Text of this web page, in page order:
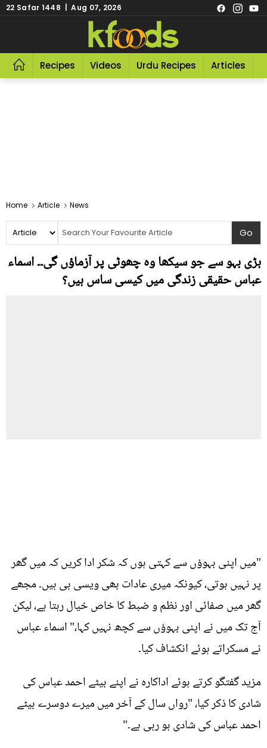
22 Safar 1448 | Aug 07, 2026
Recipes Videos Urdu Recipes Articles
Home Article News
بڑی بہو سے جو سیکھا وہ چھوٹی پر آزماؤں گی۔۔ اسماء
عباس حقیقی زندگی میں کیسی ساس ہیں؟
"میں اپنی بہوؤں سے کہتی ہوں کہ شکر ادا کریں کہ میں گھر
پر نہیں ہوتی، کیونکہ میری عادات بھی ویسی ہی ہیں۔ مجھے
گھر میں صفائی اور نظم و ضبط کا خاص خیال رہتا ہے، لیکن
آج تک میں نے اپنی بہوؤں سے کچھ نہیں کہا،" اسماء عباس
نے مسکراتے ہوئے انکشاف کیا۔
مزید گفتگو کرتے ہوئے اداکارہ نے اپنے بیٹے احمد عباس کی
شادی کا ذکر کیا، "رواں سال کے آخر میں میرے دوسرے بیٹے
احمد عباس کی شادی ہو رہی ہے۔"